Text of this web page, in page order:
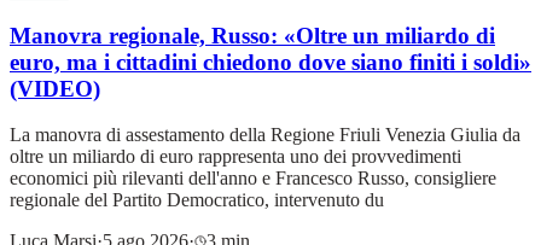
Manovra regionale, Russo: «Oltre un miliardo di
euro, ma i cittadini chiedono dove siano finiti i soldi»
(VIDEO)
La manovra di assestamento della Regione Friuli Venezia Giulia da
oltre un miliardo di euro rappresenta uno dei provvedimenti
economici più rilevanti dell'anno e Francesco Russo, consigliere
regionale del Partito Democratico, intervenuto du